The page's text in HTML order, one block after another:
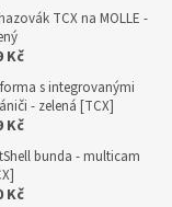
TCX na MOLLE -
Kč
s integrovanými
- zelená [TCX]
Kč
bunda - multicam
Kč